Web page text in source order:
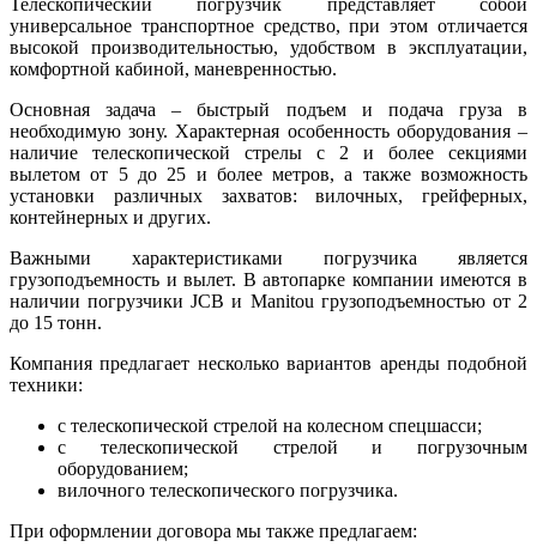
универсальное транспортное средство, при этом отличается
высокой производительностью, удобством в эксплуатации,
комфортной кабиной, маневренностью.
Основная задача – быстрый подъем и подача груза в
необходимую зону. Характерная особенность оборудования –
наличие телескопической стрелы с 2 и более секциями
вылетом от 5 до 25 и более метров, а также возможность
установки различных захватов: вилочных, грейферных,
контейнерных и других.
Важными характеристиками погрузчика является
грузоподъемность и вылет. В автопарке компании имеются в
наличии погрузчики JCB и Manitou грузоподъемностью от 2
до 15 тонн.
Компания предлагает несколько вариантов аренды подобной
техники:
с телескопической стрелой на колесном спецшасси;
с телескопической стрелой и погрузочным
оборудованием;
вилочного телескопического погрузчика.
При оформлении договора мы также предлагаем: